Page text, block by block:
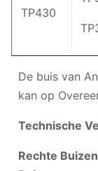
TP430
De buis van
kan op
Technische
Rechte